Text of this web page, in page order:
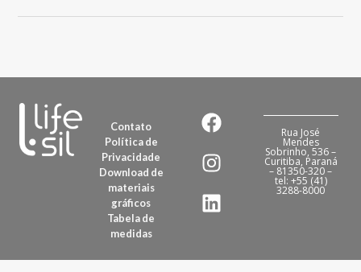
Contato
Política de
Privacidade
Download de
materiais
gráficos
Tabela de
medidas
Rua José
Mendes
Sobrinho, 536 –
Curitiba, Paraná
– 81350-320 –
tel: +55 (41)
3288-8000